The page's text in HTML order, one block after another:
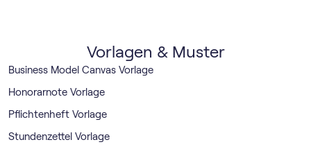
Vorlagen & Muster
Business Model Canvas Vorlage
Honorarnote Vorlage
Pflichtenheft Vorlage
Stundenzettel Vorlage